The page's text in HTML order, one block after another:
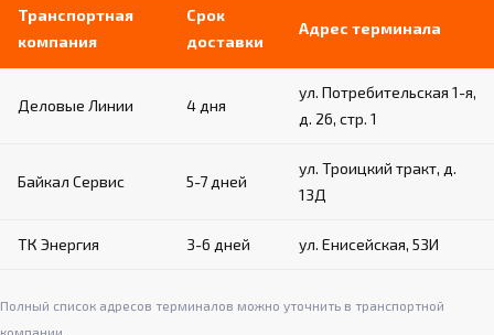
Транспортная
компания
Срок
доставки
Адрес терминала
Деловые Линии 4 дня
ул. Потребительская 1-я,
д. 26, стр. 1
Байкал Сервис 5-7 дней
ул. Троицкий тракт, д.
13Д
ТК Энергия 3-6 дней ул. Енисейская, 53И
Полный список адресов терминалов можно уточнить в транспортной
компании.